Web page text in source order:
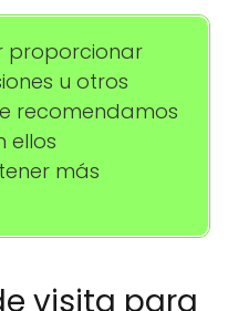
proporcionar
u otros
recomendamos
ellos
más
visita para